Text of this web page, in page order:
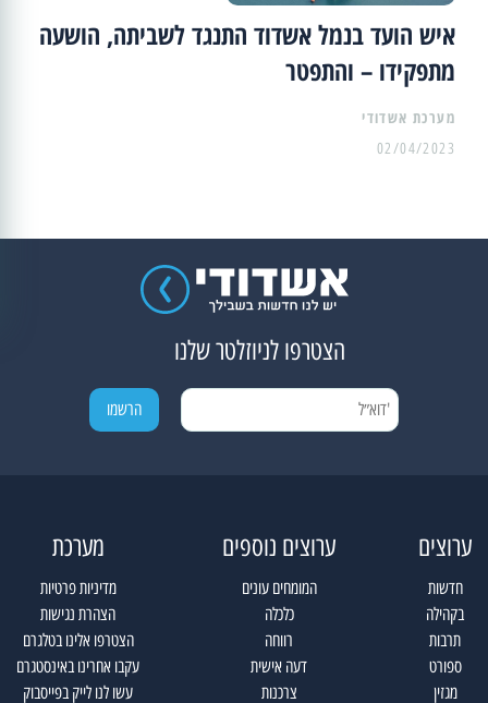
איש הועד בנמל אשדוד התנגד לשביתה, הושעה
מתפקידו – והתפטר
מערכת אשדודי
02/04/2023
הצטרפו לניוזלטר שלנו
ערוצים
חדשות
בקהילה
תרבות
ספורט
מגזין
ערוצים נוספים
המומחים עונים
כלכלה
רווחה
דעה אישית
צרכנות
מערכת
מדיניות פרטיות
הצהרת נגישות
הצטרפו אלינו בטלגרם
עקבו אחרינו באינסטגרם
עשו לנו לייק בפייסבוק